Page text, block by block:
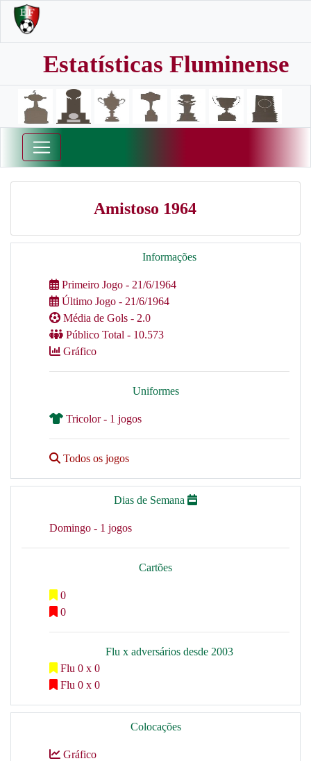
Estatísticas Fluminense
Amistoso 1964
Informações
Primeiro Jogo - 21/6/1964
Último Jogo - 21/6/1964
Média de Gols - 2.0
Público Total - 10.573
Gráfico
Uniformes
Tricolor - 1 jogos
Todos os jogos
Dias de Semana
Domingo - 1 jogos
Cartões
0
0
Flu x adversários desde 2003
Flu 0 x 0
Flu 0 x 0
Colocações
Gráfico